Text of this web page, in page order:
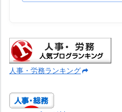
人事・労務ランキング